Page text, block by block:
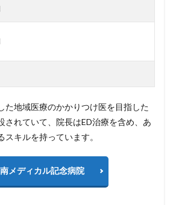
た地域医療のかかりつけ医を目指した
されていて、院長はED治療を含め、あ
スキルを持っています。
メディカル記念病院